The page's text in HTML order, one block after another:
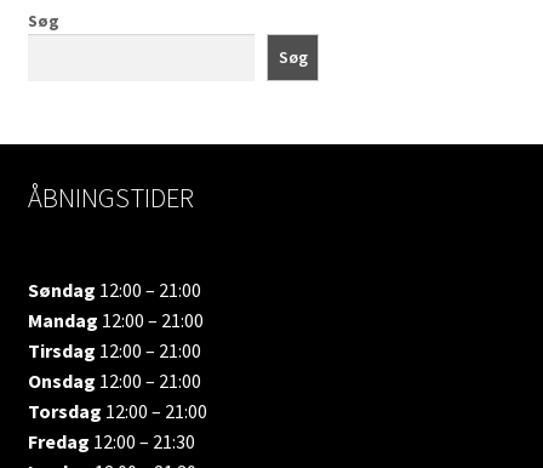
Søg
Søg
ÅBNINGSTIDER
Søndag 12:00 – 21:00
Mandag 12:00 – 21:00
Tirsdag 12:00 – 21:00
Onsdag 12:00 – 21:00
Torsdag 12:00 – 21:00
Fredag 12:00 – 21:30